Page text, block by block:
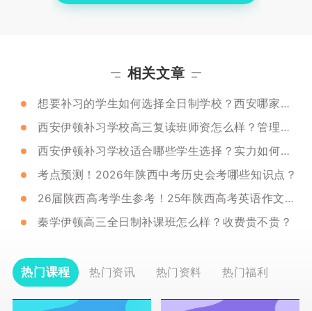
相关文章
想要补习的学生如何选择全日制学校？西安哪家全日制学校值得推荐？
西安伊顿补习学校高三复读班师资怎么样？管理严格吗？
西安伊顿补习学校适合哪些学生选择？实力如何呢？
考点预测！2026年陕西中考历史会考哪些知识点？
26届陕西高考学生参考！25年陕西高考英语作文题目是啥？
秦学伊顿高三全日制补课班怎么样？收费贵不贵？
热门课程 热门资讯 热门资料 热门福利